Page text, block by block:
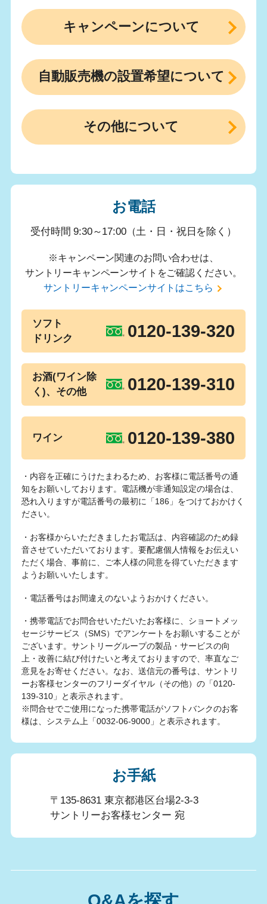
キャンペーンについて
自動販売機の設置希望について
その他について
お電話
受付時間 9:30～17:00（土・日・祝日を除く）
※キャンペーン関連のお問い合わせは、
サントリーキャンペーンサイトをご確認ください。
サントリーキャンペーンサイトはこちら
ソフト
ドリンク
0120-139-320
お酒(ワイン除
く)、その他
0120-139-310
ワイン 0120-139-380
・内容を正確にうけたまわるため、お客様に電話番号の通
知をお願いしております。電話機が非通知設定の場合は、
恐れ入りますが電話番号の最初に「186」をつけておかけく
ださい。
・お客様からいただきましたお電話は、内容確認のため録
音させていただいております。要配慮個人情報をお伝えい
ただく場合、事前に、ご本人様の同意を得ていただきます
ようお願いいたします。
・電話番号はお間違えのないようおかけください。
・携帯電話でお問合せいただいたお客様に、ショートメッ
セージサービス（SMS）でアンケートをお願いすることが
ございます。サントリーグループの製品・サービスの向
上・改善に結び付けたいと考えておりますので、率直なご
意見をお寄せください。なお、送信元の番号は、サントリ
ーお客様センターのフリーダイヤル（その他）の「0120-
139-310」と表示されます。
※問合せでご使用になった携帯電話がソフトバンクのお客
様は、システム上「0032-06-9000」と表示されます。
お手紙
〒135-8631 東京都港区台場2-3-3
サントリーお客様センター 宛